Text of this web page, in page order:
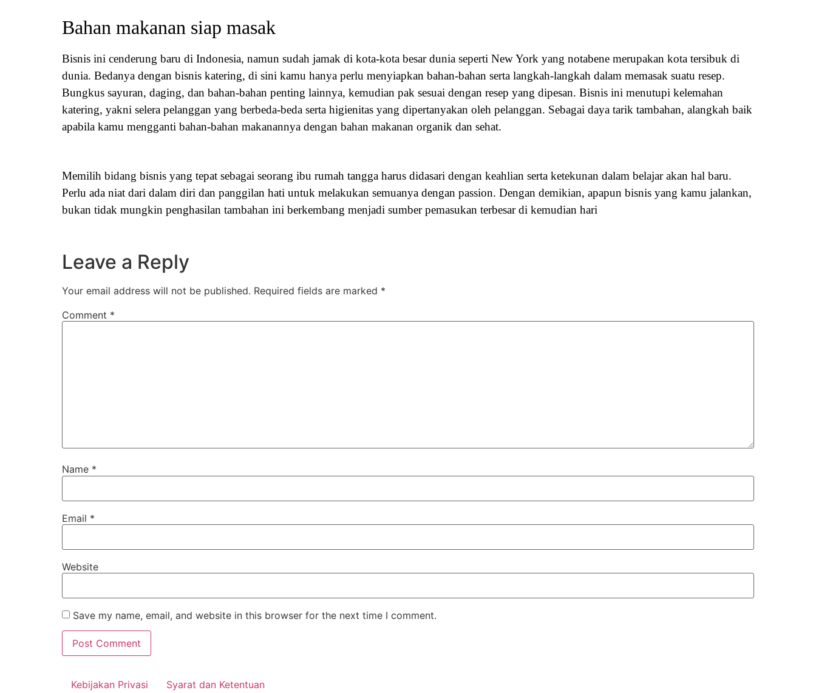
Bahan makanan siap masak
Bisnis ini cenderung baru di Indonesia, namun sudah jamak di kota-kota besar dunia seperti New York yang notabene merupakan kota tersibuk di
dunia. Bedanya dengan bisnis katering, di sini kamu hanya perlu menyiapkan bahan-bahan serta langkah-langkah dalam memasak suatu resep.
Bungkus sayuran, daging, dan bahan-bahan penting lainnya, kemudian pak sesuai dengan resep yang dipesan. Bisnis ini menutupi kelemahan
katering, yakni selera pelanggan yang berbeda-beda serta higienitas yang dipertanyakan oleh pelanggan. Sebagai daya tarik tambahan, alangkah baik
apabila kamu mengganti bahan-bahan makanannya dengan bahan makanan organik dan sehat.
Memilih bidang bisnis yang tepat sebagai seorang ibu rumah tangga harus didasari dengan keahlian serta ketekunan dalam belajar akan hal baru.
Perlu ada niat dari dalam diri dan panggilan hati untuk melakukan semuanya dengan passion. Dengan demikian, apapun bisnis yang kamu jalankan,
bukan tidak mungkin penghasilan tambahan ini berkembang menjadi sumber pemasukan terbesar di kemudian hari
Leave a Reply
Your email address will not be published. Required fields are marked *
Comment *
Name *
Email *
Website
Save my name, email, and website in this browser for the next time I comment.
Kebijakan Privasi Syarat dan Ketentuan